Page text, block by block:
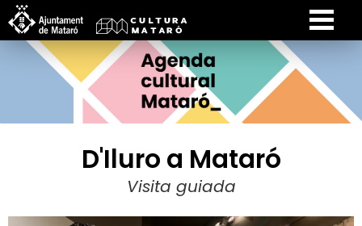
D'Iluro a Mataró
Visita guiada